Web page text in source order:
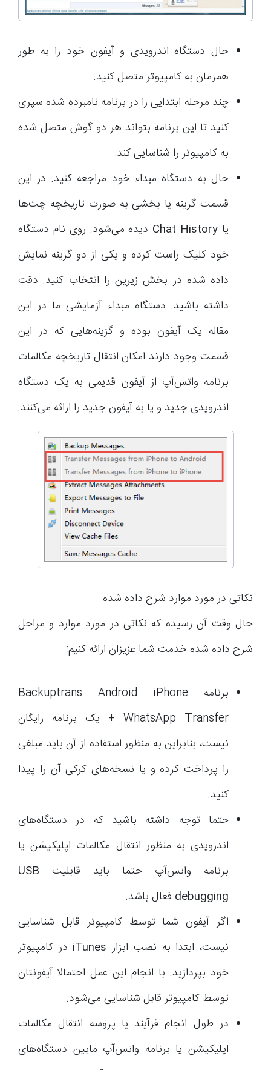
حال دستگاه اندرویدی و آیفون خود را به طور
همزمان به کامپیوتر متصل کنید.
چند مرحله ابتدایی را در برنامه نامبرده شده سپری
کنید تا این برنامه بتواند هر دو گوش متصل شده
به کامپیوتر را شناسایی کند.
حال به دستگاه مبداء خود مراجعه کنید. در این
قسمت گزینه‌ یا بخشی به صورت تاریخچه چت‌ها
یا Chat History دیده می‌شود. روی نام دستگاه
خود کلیک راست کرده و یکی از دو گزینه نمایش
داده شده در بخش زیرین را انتخاب کنید. دقت
داشته باشید. دستگاه مبداء آزمایشی ما در این
مقاله یک آیفون بوده و گزینه‌هایی که در این
قسمت وجود دارند امکان انتقال تاریخچه مکالمات
برنامه واتس‌آپ از آیفون قدیمی به یک دستگاه
اندرویدی جدید و یا به آیفون جدید را ارائه می‌کنند.
نکاتی در مورد موارد شرح داده شده:
حال وقت آن رسیده که نکاتی در مورد موارد و مراحل
شرح داده شده خدمت شما عزیزان ارائه کنیم:
برنامه Backuptrans Android iPhone
WhatsApp Transfer + یک برنامه رایگان
نیست، بنابراین به منظور استفاده از آن باید مبلغی
را پرداخت کرده و یا نسخه‌های کرکی آن را پیدا
کنید.
حتما توجه داشته باشید که در دستگاه‌های
اندرویدی به منظور انتقال مکالمات اپلیکیشن یا
برنامه واتس‌آپ حتما باید قابلیت USB
debugging فعال باشد.
اگر آیفون شما توسط کامپیوتر قابل شناسایی
نیست، ابتدا به نصب ابزار iTunes در کامپیوتر
خود بپردازید. با انجام این عمل احتمالا آیفونتان
توسط کامپیوتر قابل شناسایی می‌شود.
در طول انجام فرآیند یا پروسه انتقال مکالمات
اپلیکیشن یا برنامه واتس‌آپ مابین دستگاه‌های